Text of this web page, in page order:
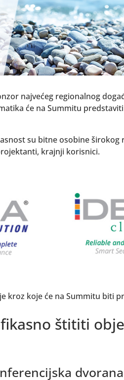
najvećeg regionalnog
će na Summitu predstaviti
su bitne osobine
krajnji korisnici.
koje će na Summitu biti
štititi
dvorana